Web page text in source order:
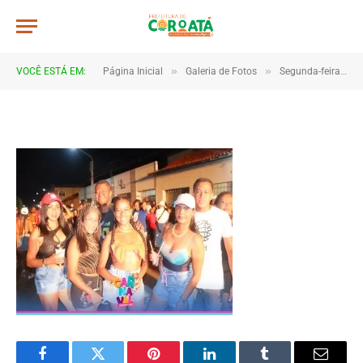
VOCÊ ESTÁ EM: Página Inicial » Galeria de Fotos » Segunda-feira de Carnaval 2023